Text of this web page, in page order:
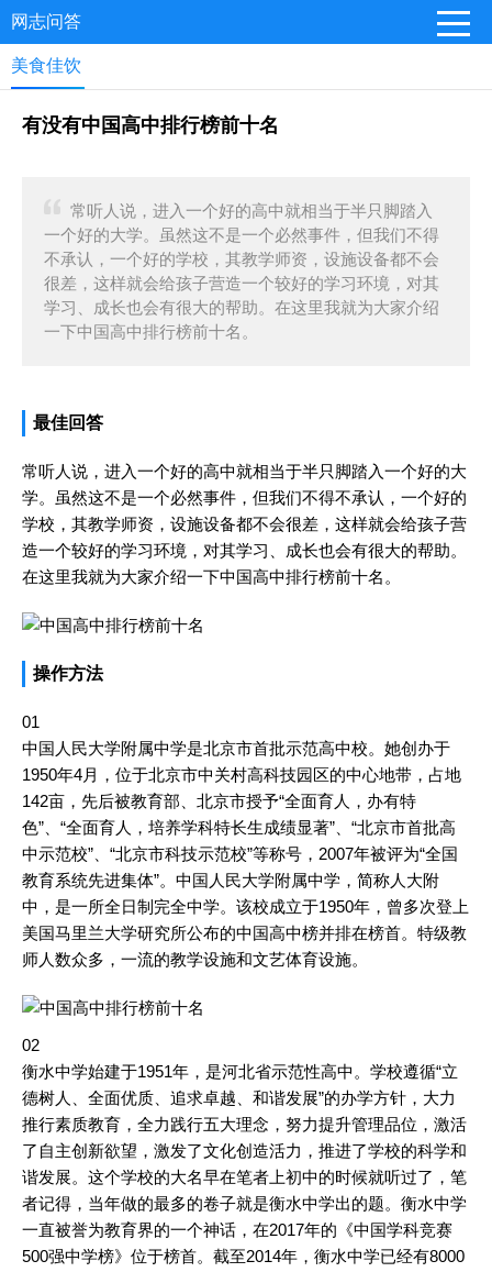
网志问答
美食佳饮
有没有中国高中排行榜前十名
常听人说，进入一个好的高中就相当于半只脚踏入
一个好的大学。虽然这不是一个必然事件，但我们不得
不承认，一个好的学校，其教学师资，设施设备都不会
很差，这样就会给孩子营造一个较好的学习环境，对其
学习、成长也会有很大的帮助。在这里我就为大家介绍
一下中国高中排行榜前十名。
最佳回答
常听人说，进入一个好的高中就相当于半只脚踏入一个好的大
学。虽然这不是一个必然事件，但我们不得不承认，一个好的
学校，其教学师资，设施设备都不会很差，这样就会给孩子营
造一个较好的学习环境，对其学习、成长也会有很大的帮助。
在这里我就为大家介绍一下中国高中排行榜前十名。
操作方法
01
中国人民大学附属中学是北京市首批示范高中校。她创办于
1950年4月，位于北京市中关村高科技园区的中心地带，占地
142亩，先后被教育部、北京市授予“全面育人，办有特
色”、“全面育人，培养学科特长生成绩显著”、“北京市首批高
中示范校”、“北京市科技示范校”等称号，2007年被评为“全国
教育系统先进集体”。中国人民大学附属中学，简称人大附
中，是一所全日制完全中学。该校成立于1950年，曾多次登上
美国马里兰大学研究所公布的中国高中榜并排在榜首。特级教
师人数众多，一流的教学设施和文艺体育设施。
02
衡水中学始建于1951年，是河北省示范性高中。学校遵循“立
德树人、全面优质、追求卓越、和谐发展”的办学方针，大力
推行素质教育，全力践行五大理念，努力提升管理品位，激活
了自主创新欲望，激发了文化创造活力，推进了学校的科学和
谐发展。这个学校的大名早在笔者上初中的时候就听过了，笔
者记得，当年做的最多的卷子就是衡水中学出的题。衡水中学
一直被誉为教育界的一个神话，在2017年的《中国学科竞赛
500强中学榜》位于榜首。截至2014年，衡水中学已经有8000